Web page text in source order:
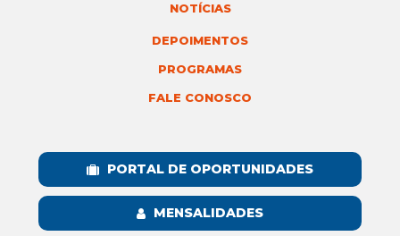
NOTÍCIAS
DEPOIMENTOS
PROGRAMAS
FALE CONOSCO
PORTAL DE OPORTUNIDADES
MENSALIDADES